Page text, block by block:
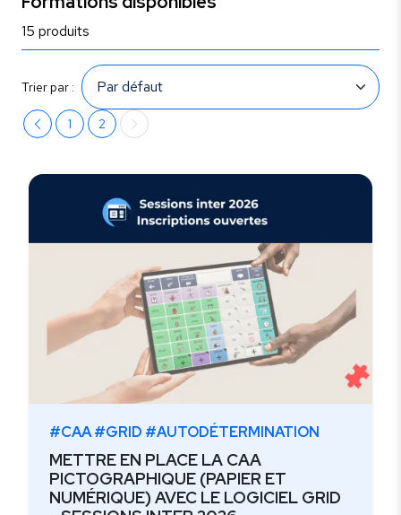
15 produits
Trier par :
1 2
#CAA #GRID #AUTODÉTERMINATION
METTRE EN PLACE LA CAA
PICTOGRAPHIQUE (PAPIER ET
NUMÉRIQUE) AVEC LE LOGICIEL GRID